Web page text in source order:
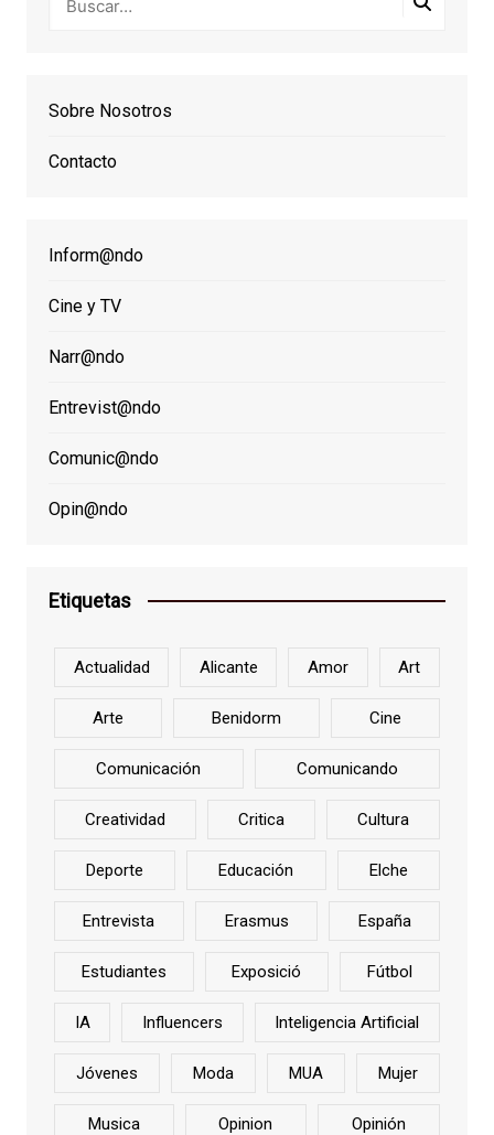
Sobre Nosotros
Contacto
Inform@ndo
Cine y TV
Narr@ndo
Entrevist@ndo
Comunic@ndo
Opin@ndo
Etiquetas
Actualidad Alicante Amor Art
Arte Benidorm Cine
Comunicación Comunicando
Creatividad Critica Cultura
Deporte Educación Elche
Entrevista Erasmus España
Estudiantes Exposició Fútbol
IA Influencers Inteligencia Artificial
Jóvenes Moda MUA Mujer
Musica Opinion Opinión